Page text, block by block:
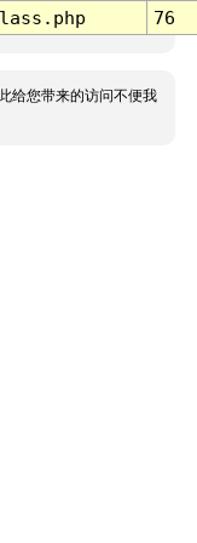
76
给您带来的访问不便我